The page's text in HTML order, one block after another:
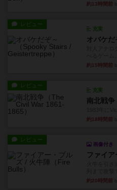
約13時間前
レビュー
充実
オバケだ
約15時間前
レビュー
充実
南北戦争
約18時間前
レビュー
画像付き
ファイ
約20時間前